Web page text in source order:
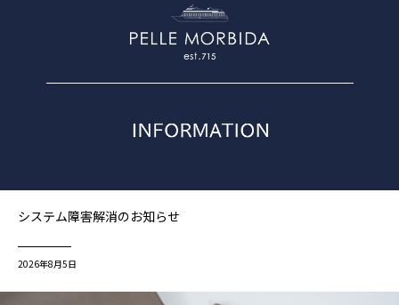
システム障害解消のお知らせ
2026年8月5日